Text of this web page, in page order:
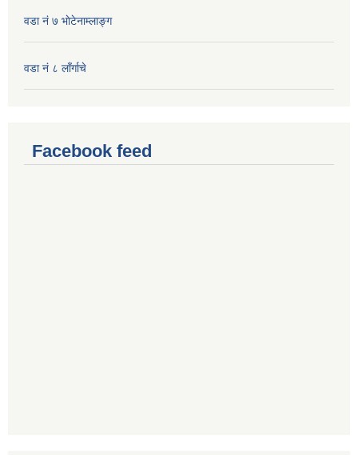
वडा नं ७ भाेटेनाम्लाङ्ग
वडा नं ८ लाँर्गाचे
Facebook feed